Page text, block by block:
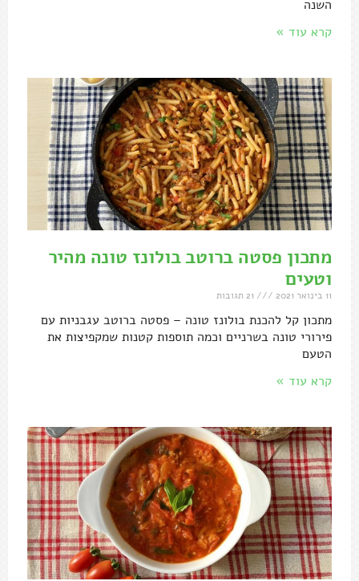
השנה
קרא עוד »
מתכון פסטה ברוטב בולונז טונה מהיר
וטעים
11 בינואר 2021
מתכון קל להכנת בולונז טונה – פסטה ברוטב עגבניות עם
פירורי טונה בשרניים וכמה תוספות קטנות שמקפיצות את
הטעם
קרא עוד »